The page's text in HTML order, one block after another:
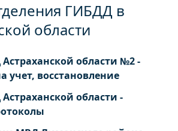
ГИБДД в
области
области №2 -
учет, восстановление
области -